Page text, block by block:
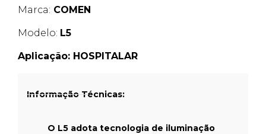
Marca: COMEN
Modelo: L5
Aplicação: HOSPITALAR
Informação Técnicas:
O L5 adota tecnologia de iluminação